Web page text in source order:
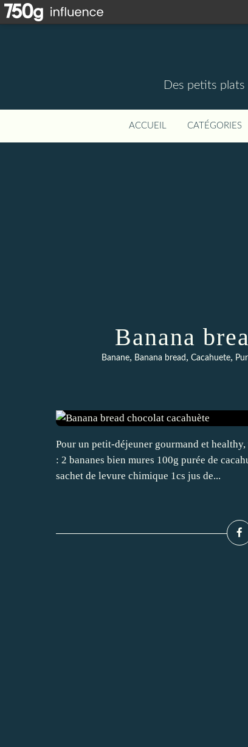
Des petits plats
ACCUEIL CATÉGORIES
Banana
Banane, Banana bread , Cacahuete,
Pour un petit-déjeuner gourmand et
: 2 bananes bien mures 100g purée de
sachet de levure chimique 1cs jus de...